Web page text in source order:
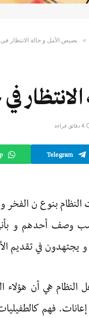
» بصيص الأمل و حالة الانتظار في
في
4 دقائق قراءة
Telegram
بنوع ن الفخر و
وصف أحدهم و
في تقديم
النظام هي أن
فهم